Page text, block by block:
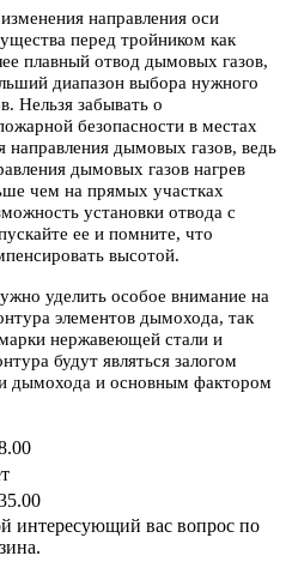
направления оси
перед тройником как
плавный отвод дымовых газов,
диапазон выбора нужного
Нельзя забывать о
безопасности в местах
дымовых газов, ведь
дымовых газов нагрев
чем на прямых участках
установки отвода с
ее и помните, что
высотой.
уделить особое внимание на
элементов дымохода, так
нержавеющей стали и
будут являться залогом
дымохода и основным фактором
интересующий вас вопрос по